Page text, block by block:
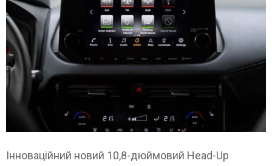
Інноваційний новий 10,8-дюймовий Head-Up